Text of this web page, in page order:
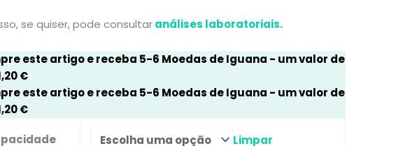
se quiser, pode consultaranálises laboratoriais.
este artigo e receba 5-6 Moedas de Iguana - um valor de
€
este artigo e receba 5-6 Moedas de Iguana - um valor de
€
Limpar